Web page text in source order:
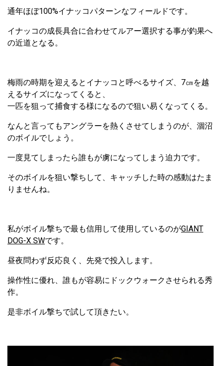
通年ほぼ100%イナッコパターンなフィールドです。
イナッコの成長具合に合わせてルアー選択する事が釣果へ
の近道となる。
梅雨の時期を迎えるとイナッコと呼べるサイズ、7㎝を越
えるサイズになってくると、
一匹を狙って捕食する様になるので狙い易くなってくる。
なんと言ってもアングラーを熱くさせてしまうのが、涸沼
のボイルでしょう。
一度見てしまったら誰もが虜になってしまう迫力です。
そのボイルを狙い撃ちして、キャッチした時の感動はたま
りませんね。
私がボイル撃ちで最も信用して使用しているのがGIANT
DOG-X SWです。
昼夜問わず反応良く、先発で投入します。
操作性に優れ、誰もが容易にドックウォークさせられる秀
作。
是非ボイル撃ちで試して頂きたい。